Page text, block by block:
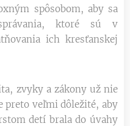
spôsobom, aby sa
ktoré sú v
ich kresťanskej
zvyky a zákony už nie
preto veľmi dôležité, aby
detí brala do úvahy